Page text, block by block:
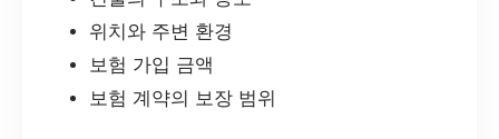
위치와 주변 환경
보험 가입 금액
보험 계약의 보장 범위